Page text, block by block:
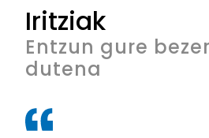
Iritziak
Entzun gure
dutena